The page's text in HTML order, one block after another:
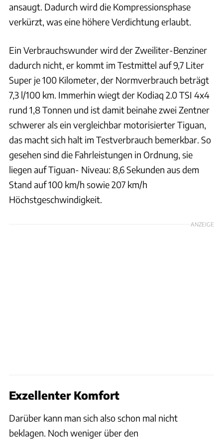
ansaugt. Dadurch wird die Kompressionsphase
verkürzt, was eine höhere Verdichtung erlaubt.
Ein Verbrauchswunder wird der Zweiliter-Benziner
dadurch nicht, er kommt im Testmittel auf 9,7 Liter
Super je 100 Kilometer, der Normverbrauch beträgt
7,3 l/100 km. Immerhin wiegt der Kodiaq 2.0 TSI 4x4
rund 1,8 Tonnen und ist damit beinahe zwei Zentner
schwerer als ein vergleichbar motorisierter Tiguan,
das macht sich halt im Testverbrauch bemerkbar. So
gesehen sind die Fahrleistungen in Ordnung, sie
liegen auf Tiguan- Niveau: 8,6 Sekunden aus dem
Stand auf 100 km/h sowie 207 km/h
Höchstgeschwindigkeit.
ANZEIGE
Exzellenter Komfort
Darüber kann man sich also schon mal nicht
beklagen. Noch weniger über den